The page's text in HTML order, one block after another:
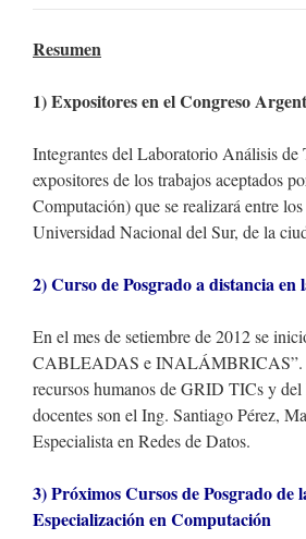
Resumen
1) Expositores en el Congreso
Integrantes del Laboratorio Análisis
expositores de los trabajos aceptados
Computación) que se realizará entre
Universidad Nacional del Sur, de la
2) Curso de Posgrado a distancia en
En el mes de setiembre de 2012 se
CABLEADAS e INALÁMBRICAS”.
recursos humanos de GRID TICs y
docentes son el Ing. Santiago Pérez,
Especialista en Redes de Datos.
3) Próximos Cursos de Posgrado de
Especialización en Computación